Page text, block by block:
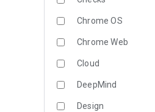
Chrome OS
Chrome Web
Cloud
DeepMind
Design